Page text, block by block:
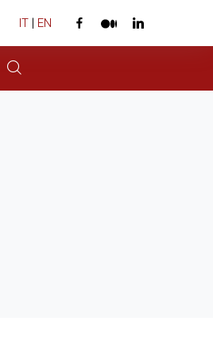
IT | EN